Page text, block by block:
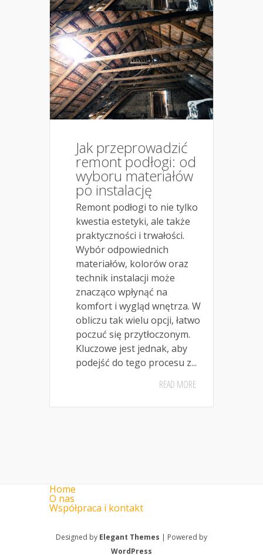
Jak przeprowadzić
remont podłogi: od
wyboru materiałów
po instalację
Remont podłogi to nie tylko
kwestia estetyki, ale także
praktyczności i trwałości.
Wybór odpowiednich
materiałów, kolorów oraz
technik instalacji może
znacząco wpłynąć na
komfort i wygląd wnętrza. W
obliczu tak wielu opcji, łatwo
poczuć się przytłoczonym.
Kluczowe jest jednak, aby
podejść do tego procesu z...
READ MORE
Home
O nas
Współpraca i kontakt
Designed by Elegant Themes | Powered by
WordPress